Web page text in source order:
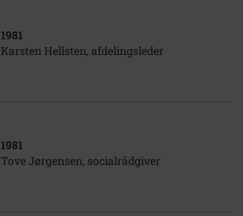
1981
Karsten Hellsten, afdelingsleder
1981
Tove Jørgensen, socialrådgiver